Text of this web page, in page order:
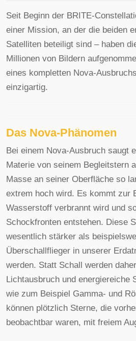
Seit Beginn der BRITE-
einer Mission, an der die beiden
Satelliten beteiligt sind – haben
Millionen von Bildern
eines kompletten Nova-
einzigartig.
Das Nova-Phänomen
Bei einem Nova-Ausbruch saugt
Materie von seinem Begleitstern
Masse an seiner Oberfläche so
extrem hoch wird. Es kommt zur
Wasserstoff verbrannt wird und
Schockfronten entstehen. Diese
wesentlich stärker als
Überschallflieger in unserer
werden. Statt Schall werden
Lichtausbruch und energiereiche
wie zum Beispiel Gamma- und
können plötzlich Sterne, die
beobachtbar waren, mit freiem